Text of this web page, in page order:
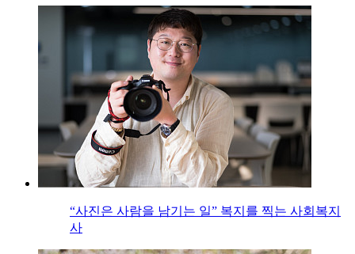
“사진은 사람을 남기는 일” 복지를 찍는 사회복지
사